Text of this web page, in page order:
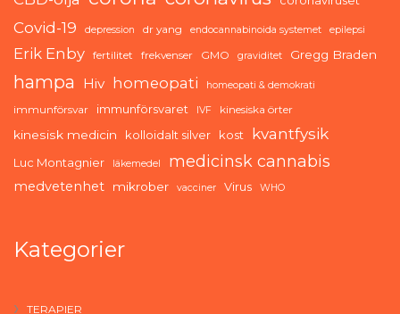
Covid-19 depression dr yang endocannabinoida systemet epilepsi
Erik Enby fertilitet frekvenser GMO graviditet Gregg Braden
hampa Hiv homeopati homeopati & demokrati
immunförsvar immunförsvaret IVF kinesiska örter
kinesisk medicin kolloidalt silver kost kvantfysik
Luc Montagnier läkemedel medicinsk cannabis
medvetenhet mikrober vacciner Virus WHO
Kategorier
TERAPIER